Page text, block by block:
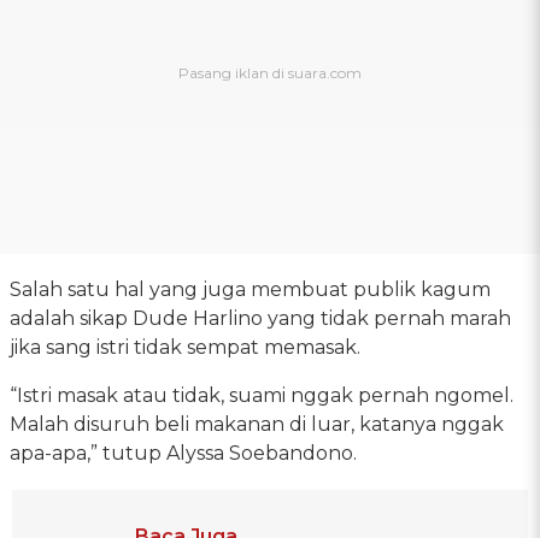
Salah satu hal yang juga membuat publik kagum
adalah sikap Dude Harlino yang tidak pernah marah
jika sang istri tidak sempat memasak.
“Istri masak atau tidak, suami nggak pernah ngomel.
Malah disuruh beli makanan di luar, katanya nggak
apa-apa,” tutup Alyssa Soebandono.